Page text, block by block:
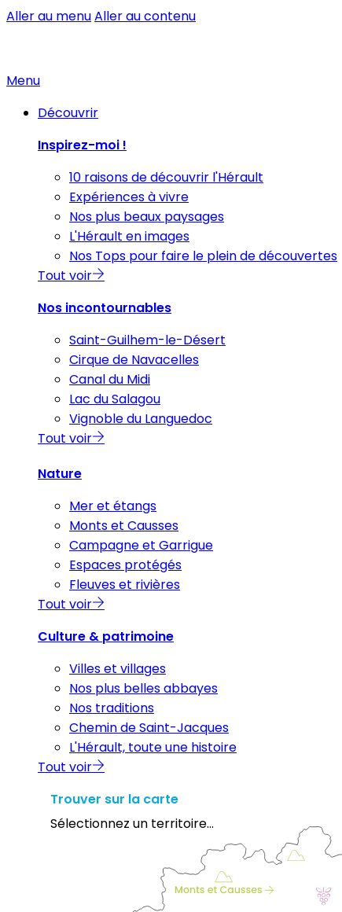
Aller au menuAller au contenu
Menu
Découvrir
Inspirez-moi !
10 raisons de découvrir l'Hérault
Expériences à vivre
Nos plus beaux paysages
L'Hérault en images
Nos Tops pour faire le plein de découvertes
Tout voir
Nos incontournables
Saint-Guilhem-le-Désert
Cirque de Navacelles
Canal du Midi
Lac du Salagou
Vignoble du Languedoc
Tout voir
Nature
Mer et étangs
Monts et Causses
Campagne et Garrigue
Espaces protégés
Fleuves et rivières
Tout voir
Culture & patrimoine
Villes et villages
Nos plus belles abbayes
Nos traditions
Chemin de Saint-Jacques
L'Hérault, toute une histoire
Tout voir
Trouver sur la carte
Sélectionnez un territoire...